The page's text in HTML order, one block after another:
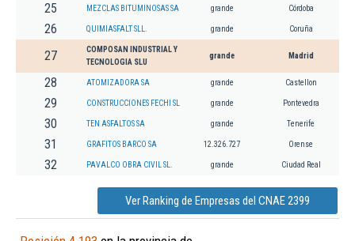
25 MEZCLAS BITUMINOSAS SA grande Córdoba
26 QUIMIASFALT SLL. grande Coruña
27
COMPOSAN INDUSTRIAL Y
TECNOLOGIA SLU
grande Madrid
28 ATOMIZADORA SA grande Castellon
29 CONSTRUCCIONES FECHI SL grande Pontevedra
30 TEN ASFALTOS SA grande Tenerife
31 GRAFITOS BARCO SA 12.326.727 Orense
32 PAVALCO OBRA CIVIL SL. grande Ciudad Real
Ver Ranking de Empresas del CNAE 2399